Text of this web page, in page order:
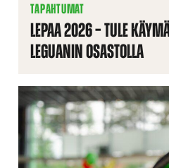
TAPAHTUMAT
LEPAA 2026 – TULE
LEGUANIN OSASTOLLA